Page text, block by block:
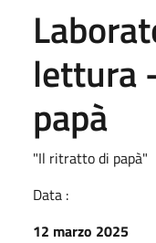
lettura
papà
"Il ritratto di papà"
Data :
12 marzo 2025